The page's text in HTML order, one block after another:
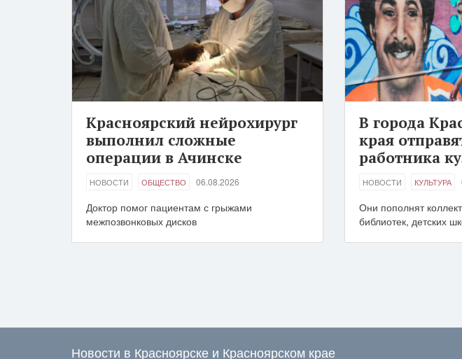
Красноярский нейрохирург
выполнил сложные
операции в Ачинске
НОВОСТИ ОБЩЕСТВО 06.08.2026
Доктор помог пациентам с грыжами
межпозвонковых дисков
В города
края
работника
НОВОСТИ КУЛЬТУРА
Они пополнят
библиотек, детских
Новости в Красноярске и Красноярском крае